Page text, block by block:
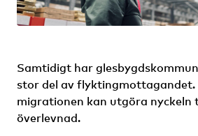
Samtidigt har
stor del av
migrationen kan utgöra nyckeln
överlevnad.